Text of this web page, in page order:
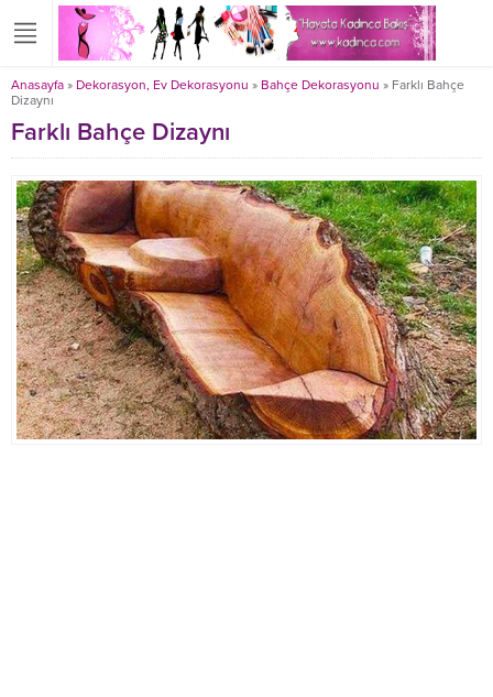
Anasayfa » Dekorasyon, Ev Dekorasyonu » Bahçe Dekorasyonu » Farklı Bahçe
Dizaynı
Farklı Bahçe Dizaynı